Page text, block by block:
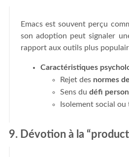
Emacs est souvent perçu
son adoption peut signaler
rapport aux outils plus
Caractéristiques
Rejet des normes
Sens du défi
Isolement social
9. Dévotion à la